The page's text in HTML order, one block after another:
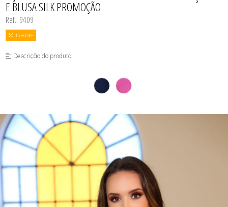
E BLUSA SILK PROMOÇÃO
Ref.: 9409
15 % OFF
Descrição do produto